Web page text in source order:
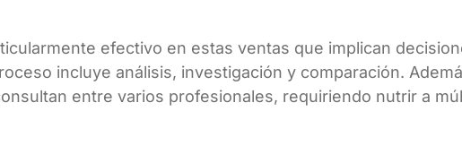
efectivo en estas ventas que implican
incluye análisis, investigación y comparación.
entre varios profesionales, requiriendo nutrir a